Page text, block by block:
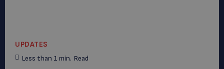
UPDATES
Less than 1 min. Read